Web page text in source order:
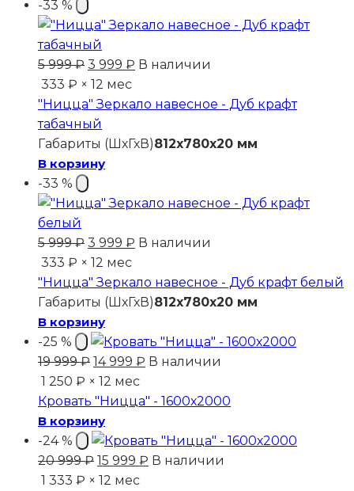
-33 %
5 999₽ Первоначальная
цена
составляла
5
999 ₽.
3 999 ₽ Текущая
3
В наличии
333 ₽ × 12 мес
"Ницца" Зеркало навесное - Дуб крафт
табачный
Габариты (ШхГхВ)812x780x20 мм
В корзину
-33 %
5 999₽ Первоначальная
цена
составляла
5
999 ₽.
3 999 ₽ Текущая
3
999 ₽.
В наличии
333 ₽ × 12 мес
"Ницца" Зеркало навесное - Дуб крафт белый
Габариты (ШхГхВ)812x780x20 мм
В корзину
-25 %
19 999₽ Первоначальная
цена
составляла
19
999 ₽.
14 999 ₽ Текущая
14
В наличии
1 250 ₽ × 12 мес
Кровать "Ницца" - 1600х2000
В корзину
-24 %
20 999₽ Первоначальная
цена
15 999 ₽ Текущая
В наличии
1 333 ₽ × 12 мес